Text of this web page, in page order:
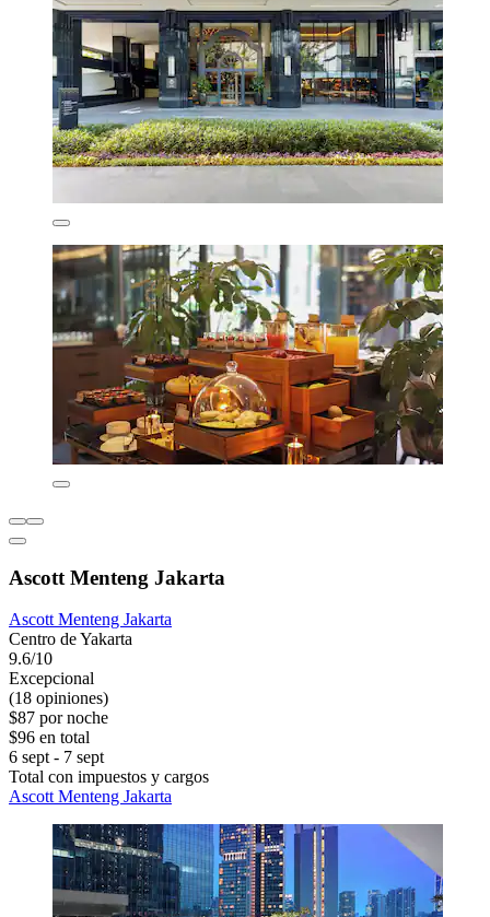
Ascott Menteng Jakarta
Ascott Menteng Jakarta
Centro de Yakarta
9.6/10
Excepcional
(18 opiniones)
$87 por noche
$96 en total
6 sept - 7 sept
Total con impuestos y cargos
Ascott Menteng Jakarta